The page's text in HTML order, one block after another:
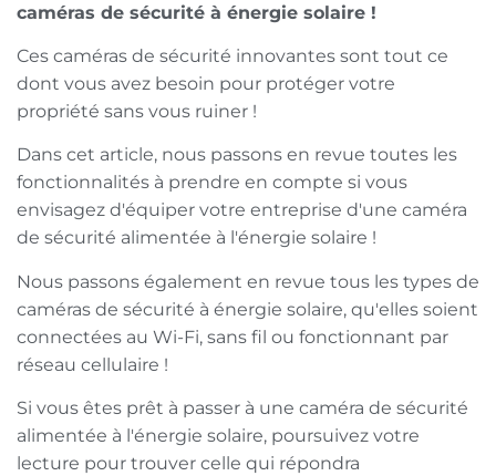
caméras de sécurité à énergie solaire !
Ces caméras de sécurité innovantes sont tout ce
dont vous avez besoin pour protéger votre
propriété sans vous ruiner !
Dans cet article, nous passons en revue toutes les
fonctionnalités à prendre en compte si vous
envisagez d'équiper votre entreprise d'une caméra
de sécurité alimentée à l'énergie solaire !
Nous passons également en revue tous les types de
caméras de sécurité à énergie solaire, qu'elles soient
connectées au Wi-Fi, sans fil ou fonctionnant par
réseau cellulaire !
Si vous êtes prêt à passer à une caméra de sécurité
alimentée à l'énergie solaire, poursuivez votre
lecture pour trouver celle qui répondra